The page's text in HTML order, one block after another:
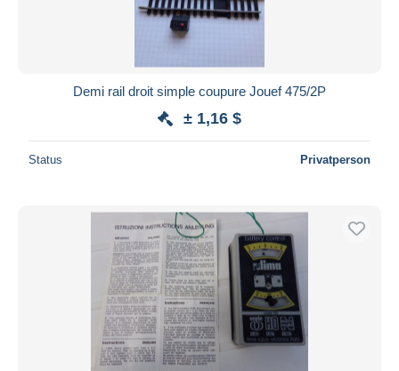
Demi rail droit simple coupure Jouef 475/2P
± 1,16 $
Status Privatperson